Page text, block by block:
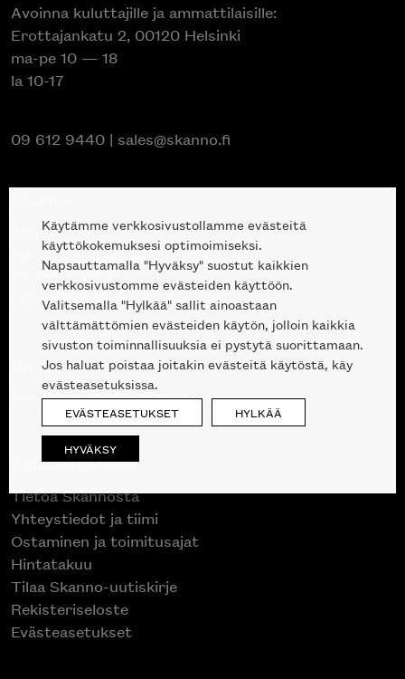
Avoinna kuluttajille ja ammattilaisille:
Erottajankatu 2, 00120 Helsinki
ma-pe 10 — 18
la 10-17
09 612 9440 | sales@skanno.fi
Tuotteet
Suunnittelupalvelu
Projektimyynti
Liike Helsingin keskustassa
Outlet
Poistuvat mallikappaleet
Asiakaspalvelu
Tietoa Skannosta
Yhteystiedot ja tiimi
Ostaminen ja toimitusajat
Hintatakuu
Tilaa Skanno-uutiskirje
Rekisteriseloste
Evästeasetukset
Käytämme verkkosivustollamme evästeitä
käyttökokemuksesi optimoimiseksi.
Napsauttamalla "Hyväksy" suostut kaikkien
verkkosivustomme evästeiden käyttöön.
Valitsemalla "Hylkää" sallit ainoastaan
välttämättömien evästeiden käytön, jolloin kaikkia
sivuston toiminnallisuuksia ei pystytä suorittamaan.
Jos haluat poistaa joitakin evästeitä käytöstä, käy
evästeasetuksissa.
EVÄSTEASETUKSET HYLKÄÄ
HYVÄKSY